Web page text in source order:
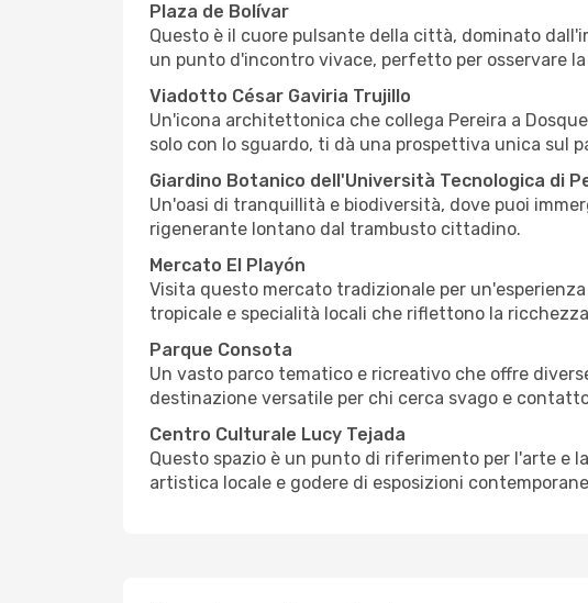
Plaza de Bolívar
Questo è il cuore pulsante della città, dominato
un punto d'incontro vivace, perfetto per osservare
Viadotto César Gaviria Trujillo
Un'icona architettonica che collega Pereira a
solo con lo sguardo, ti dà una prospettiva unica sul
Giardino Botanico dell'Università Tecnologica di
Un'oasi di tranquillità e biodiversità, dove puoi
rigenerante lontano dal trambusto cittadino.
Mercato El Playón
Visita questo mercato tradizionale per
tropicale e specialità locali che riflettono la
Parque Consota
Un vasto parco tematico e ricreativo che offre
destinazione versatile per chi cerca svago e
Centro Culturale Lucy Tejada
Questo spazio è un punto di riferimento per l'arte e
artistica locale e godere di esposizioni